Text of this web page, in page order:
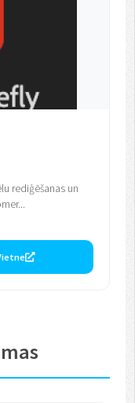
rediģēšanas un